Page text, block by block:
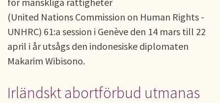
(United Nations Commission on Human Rights -
UNHRC) 61:a session i Genève den 14 mars till 22
april i år utsågs den indonesiske diplomaten
Makarim Wibisono.
Irländskt abortförbud utmanas